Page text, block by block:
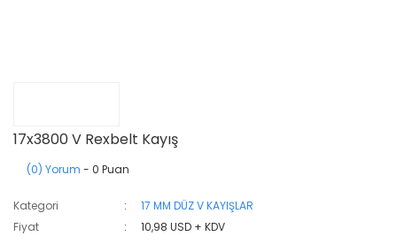
17x3800 V Rexbelt Kayış
(0) Yorum - 0 Puan
Kategori
17 MM DÜZ V KAYIŞLAR
Fiyat
10,98 USD + KDV